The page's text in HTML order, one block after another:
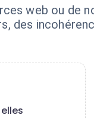
web ou de
des